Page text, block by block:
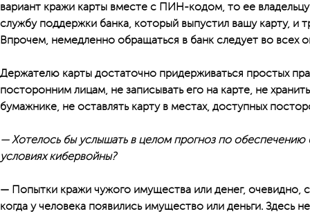
вариант кражи карты вместе с ПИН-кодом, то ее
службу поддержки банка, который выпустил вашу карту, и
Впрочем, немедленно обращаться в банк следует во всех
Держателю карты достаточно придерживаться простых
посторонним лицам, не записывать его на карте, не
бумажнике, не оставлять карту в местах, доступных
— Хотелось бы услышать в целом прогноз по обеспечению
условиях кибервойны?
— Попытки кражи чужого имущества или денег, очевидно,
когда у человека появились имущество или деньги. Здесь